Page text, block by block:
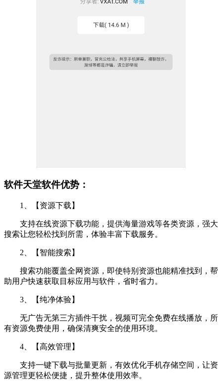
软件天堂软件优势：
1、【资源下载】
支持在线资源下载功能，提供海量游戏等各类资源，强大
搜索让您轻松找到所需，体验丰富下载服务。
2、【智能搜索】
搜索功能覆盖全网资源，即使特别资源也能精准找到，帮
助用户快速获取目标应用与软件，省时省力。
3、【纯净体验】
无广告无第三方插件干扰，视频可完全免费在线播放，所
有资源免费使用，确保清爽安全的使用环境。
4、【高效管理】
支持一键下载与批量更新，有效优化手机存储空间，让资
源管理更轻松便捷，提升整体使用效率。